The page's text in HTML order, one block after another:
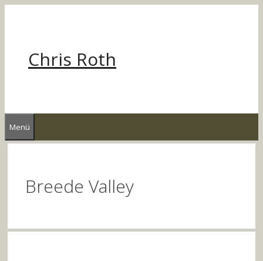
Chris Roth
Menü
Breede Valley